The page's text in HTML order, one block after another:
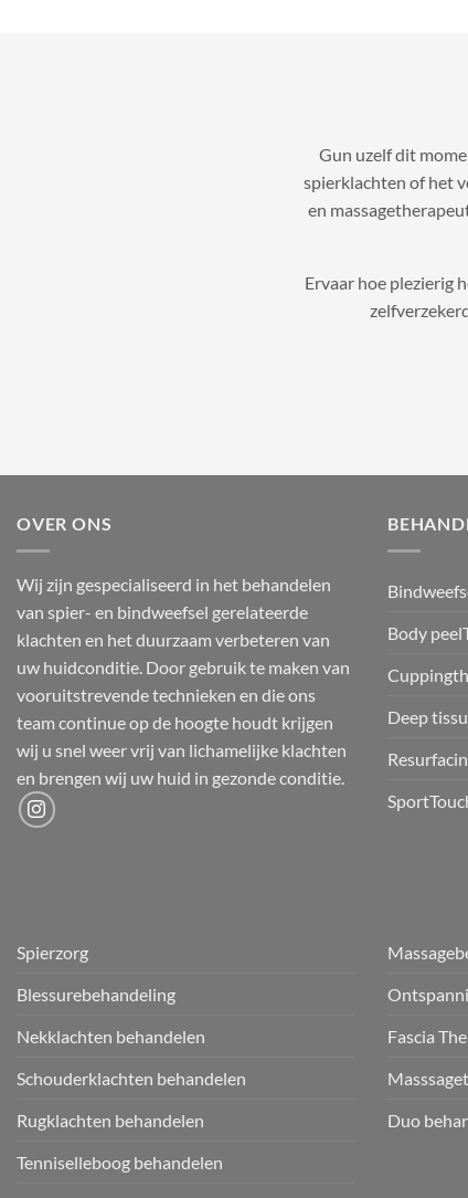
Gun uzelf dit
spierklachten of het
en
Ervaar hoe plezierig
OVER ONS
Wij zijn gespecialiseerd in het behandelen
van spier- en bindweefsel gerelateerde
klachten en het duurzaam verbeteren van
uw huidconditie. Door gebruik te maken van
vooruitstrevende technieken en die ons
team continue op de hoogte houdt krijgen
wij u snel weer vrij van lichamelijke klachten
en brengen wij uw huid in gezonde conditie.
Body
Deep
Spierzorg
Blessurebehandeling
Nekklachten behandelen
Schouderklachten behandelen
Rugklachten behandelen
Tenniselleboog behandelen
Fascia
Duo